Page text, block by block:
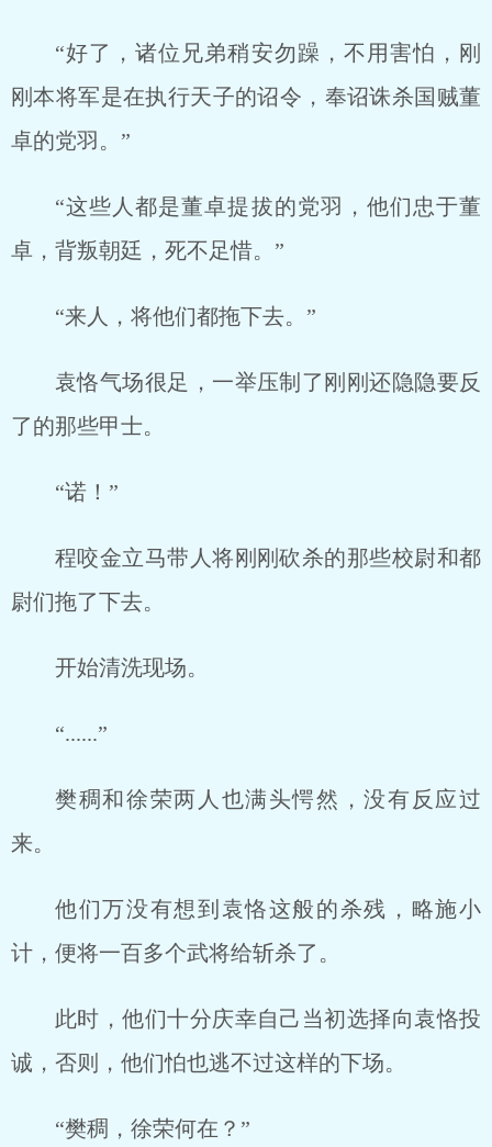
“好了，诸位兄弟稍安勿躁，不用害怕，刚
刚本将军是在执行天子的诏令，奉诏诛杀国贼董
卓的党羽。”
“这些人都是董卓提拔的党羽，他们忠于董
卓，背叛朝廷，死不足惜。”
“来人，将他们都拖下去。”
袁恪气场很足，一举压制了刚刚还隐隐要反
了的那些甲士。
“诺！”
程咬金立马带人将刚刚砍杀的那些校尉和都
尉们拖了下去。
开始清洗现场。
“......”
樊稠和徐荣两人也满头愕然，没有反应过
来。
他们万没有想到袁恪这般的杀残，略施小
计，便将一百多个武将给斩杀了。
此时，他们十分庆幸自己当初选择向袁恪投
诚，否则，他们怕也逃不过这样的下场。
“樊稠，徐荣何在？”